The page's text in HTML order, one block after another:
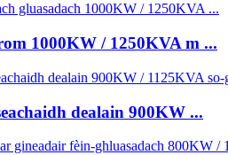
1000KW / 1250KVA m ...
dealain 900KW ...